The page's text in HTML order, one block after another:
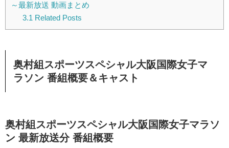
～最新放送 動画まとめ
3.1 Related Posts
奥村組スポーツスペシャル大阪国際女子マ
ラソン 番組概要＆キャスト
奥村組スポーツスペシャル大阪国際女子マラソ
ン 最新放送分 番組概要